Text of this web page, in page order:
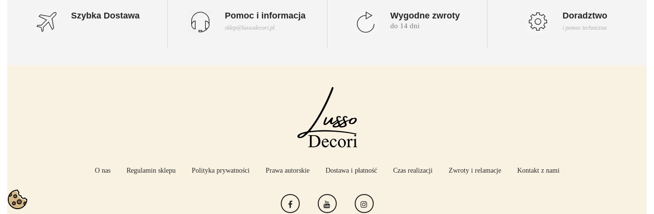
Szybka Dostawa Pomoc i informacja
sklep@lussodecori.pl
Wygodne zwroty
do 14 dni
Doradztwo
i pomoc techniczna
O nas Regulamin sklepu Polityka prywatności Prawa autorskie Dostawa i płatność Czas realizacji Zwroty i relamacje Kontakt z nami